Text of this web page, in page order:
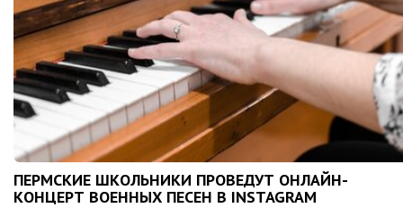
ПЕРМСКИЕ ШКОЛЬНИКИ ПРОВЕДУТ ОНЛАЙН-
КОНЦЕРТ ВОЕННЫХ ПЕСЕН В INSTAGRAM